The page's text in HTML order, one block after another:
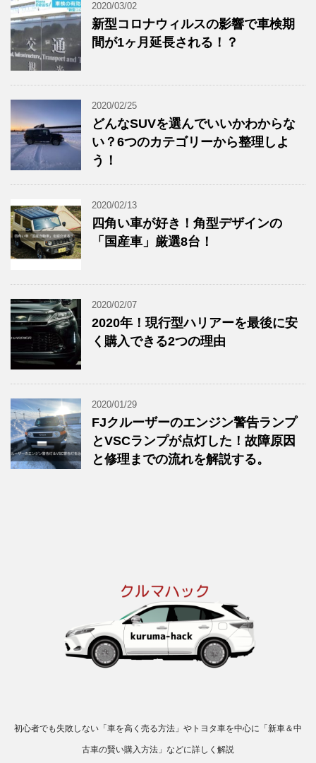
2020/03/02
新型コロナウィルスの影響で車検期
間が1ヶ月延長される！？
2020/02/25
どんなSUVを選んでいいかわからな
い？6つのカテゴリーから整理しよ
う！
2020/02/13
四角い車が好き！角型デザインの
「国産車」厳選8台！
2020/02/07
2020年！現行型ハリアーを最後に安
く購入できる2つの理由
2020/01/29
FJクルーザーのエンジン警告ランプ
とVSCランプが点灯した！故障原因
と修理までの流れを解説する。
初心者でも失敗しない「車を高く売る方法」やトヨタ車を中心に「新車＆中
古車の賢い購入方法」などに詳しく解説